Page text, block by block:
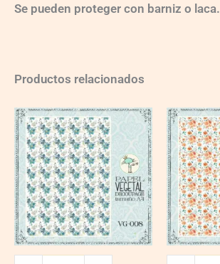
Se pueden proteger con barniz o laca.
Productos relacionados
VG008
quantity
VG011
quantity